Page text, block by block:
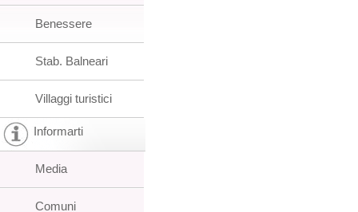
Benessere
Stab. Balneari
Villaggi turistici
Informarti
Media
Comuni